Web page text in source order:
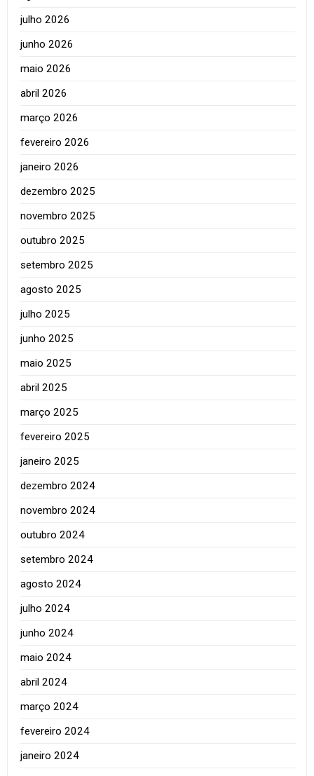
julho 2026
junho 2026
maio 2026
abril 2026
março 2026
fevereiro 2026
janeiro 2026
dezembro 2025
novembro 2025
outubro 2025
setembro 2025
agosto 2025
julho 2025
junho 2025
maio 2025
abril 2025
março 2025
fevereiro 2025
janeiro 2025
dezembro 2024
novembro 2024
outubro 2024
setembro 2024
agosto 2024
julho 2024
junho 2024
maio 2024
abril 2024
março 2024
fevereiro 2024
janeiro 2024